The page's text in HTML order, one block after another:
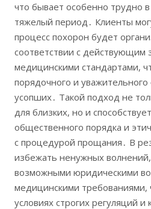
что бывает особенно трудно
тяжелый период․ Клиенты
процесс похорон будет
соответствии с действующим
медицинскими стандартами,
порядочного и
усопших․ Такой подход не
для близких, но и
общественного порядка и
с процедурой прощания․ В
избежать ненужных
возможными юридическими
медицинскими требованиями,
условиях строгих регуляций